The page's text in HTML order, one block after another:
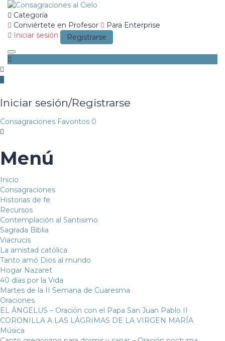
Categoría
Conviértete en Profesor
Para Enterprise
Iniciar sesión
Registrarse
Toggle navigation
Iniciar sesión/Registrarse
Consagraciones Favoritos 0
Menú
Inicio
Consagraciones
Historias de fe
Recursos
Contemplación al Santisimo
Sagrada Biblia
Viacrucis
La amistad católica
Tanto amó Dios al mundo
Hogar Nazaret
40 días por la Vida
Martes de la II Semana de Cuaresma
Oraciones
EL ÁNGELUS – Oración con el Papa San Juan Pablo II
CORONILLA A LAS LÁGRIMAS DE LA VIRGEN MARÍA
Música